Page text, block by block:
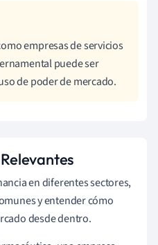
empresas de servicios
puede ser
de poder de mercado.
en diferentes sectores,
y entender cómo
desde dentro.